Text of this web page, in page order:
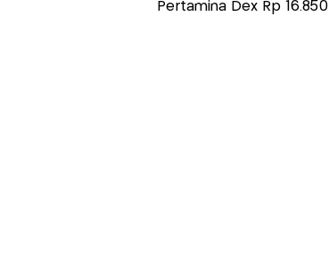
Pertamina Dex Rp 16.850